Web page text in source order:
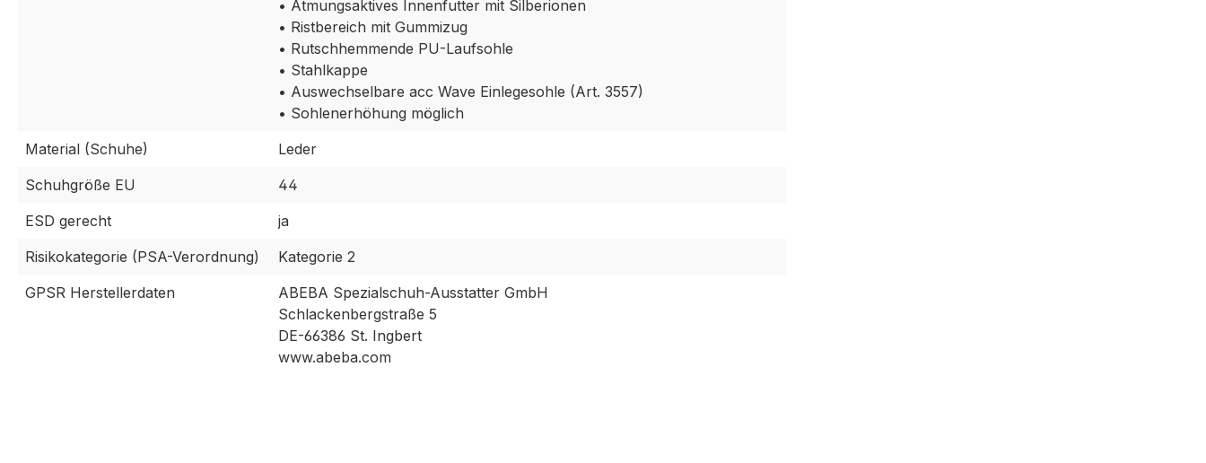
• Atmungsaktives Innenfutter mit Silberionen
• Ristbereich mit Gummizug
• Rutschhemmende PU-Laufsohle
• Stahlkappe
• Auswechselbare acc Wave Einlegesohle (Art. 3557)
• Sohlenerhöhung möglich
Material (Schuhe)
Leder
Schuhgröße EU
44
ESD gerecht
ja
Risikokategorie (PSA-Verordnung)
Kategorie 2
GPSR Herstellerdaten
ABEBA Spezialschuh-Ausstatter GmbH
Schlackenbergstraße 5
DE-66386 St. Ingbert
www.abeba.com